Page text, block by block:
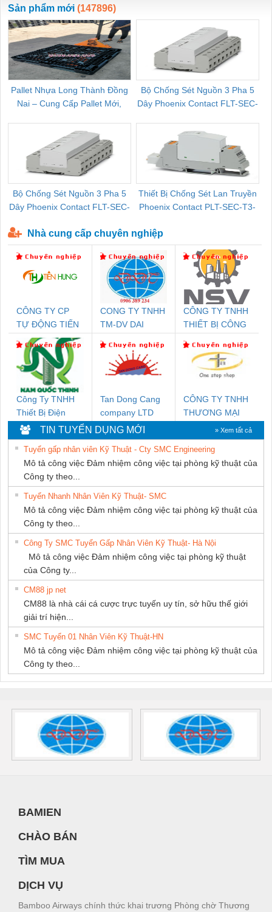
Sản phẩm mới (147896)
Pallet Nhựa Long Thành Đồng
Nai – Cung Cấp Pallet Mới,
Bộ Chống Sét Nguồn 3 Pha 5
Dây Phoenix Contact FLT-SEC-
Bộ Chống Sét Nguồn 3 Pha 5
Dây Phoenix Contact FLT-SEC-
Thiết Bị Chống Sét Lan Truyền
Phoenix Contact PLT-SEC-T3-
Nhà cung cấp chuyên nghiệp
CÔNG TY CP
TỰ ĐỘNG TIẾN
HƯNG
CONG TY TNHH
TM-DV DAI
CÔNG TY TNHH
THIẾT BỊ CÔNG
SETSUBI VIỆT
NAM
Công Ty TNHH
Thiết Bị Điện
Nam Quốc Thịnh
Tan Dong Cang
company LTD
CÔNG TY TNHH
THƯƠNG MẠI
THIÊN ÂN VIỆT
NAM
TIN TUYỂN DỤNG MỚI » Xem tất cả
Tuyển gấp nhân viên Kỹ Thuật - Cty SMC Engineering
Mô tả công việc Đảm nhiệm công việc tại phòng kỹ thuật của
Công ty theo...
Tuyển Nhanh Nhân Viên Kỹ Thuật- SMC
Mô tả công việc Đảm nhiệm công việc tại phòng kỹ thuật của
Công ty theo...
Công Ty SMC Tuyển Gấp Nhân Viên Kỹ Thuật- Hà Nội
Mô tả công việc Đảm nhiệm công việc tại phòng kỹ thuật
của Công ty...
CM88 jp net
CM88 là nhà cái cá cược trực tuyến uy tín, sở hữu thế giới
giải trí hiện...
SMC Tuyển 01 Nhân Viên Kỹ Thuật-HN
Mô tả công việc Đảm nhiệm công việc tại phòng kỹ thuật của
Công ty theo...
BAMIEN
CHÀO BÁN
TÌM MUA
DỊCH VỤ
Bamboo Airways chính thức khai trương Phòng chờ Thương